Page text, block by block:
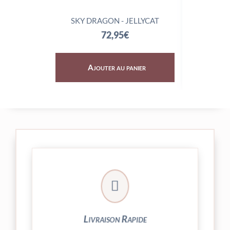
SKY DRAGON - JELLYCAT
72,95€
Ajouter au panier

Livraison Rapide
Votre commande est expédiée sous
24/48h et livrée par Colissimo.